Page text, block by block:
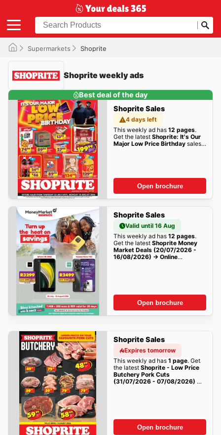
Supermarkets Shoprite
Shoprite weekly ads
Best deal of the day
Shoprite Sales
4 days left
This weekly ad has 12 pages.
Get the latest Shoprite: It's Our
Major Low Price Birthdaysales
Open brochure
Shoprite Sales
Valid until 16 Aug
This weekly ad has 12 pages.
Get the latest Shoprite Money
Market Deals (20/07/2026 -
16/08/2026) → Online
Open brochure
Shoprite Sales
Expires tomorrow
This weekly ad has 1 page. Get
the latest Shoprite - Low Price
Butchery Pork Cuts
(31/07/2026 - 07/08/2026) →
Open brochure